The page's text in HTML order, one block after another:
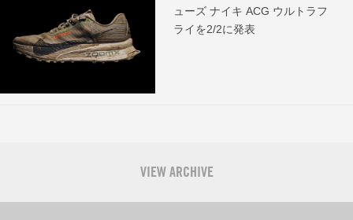
ューズ ナイキ ACG ウルトラフ
ライを2/2に発表
VIEW ARCHIVE